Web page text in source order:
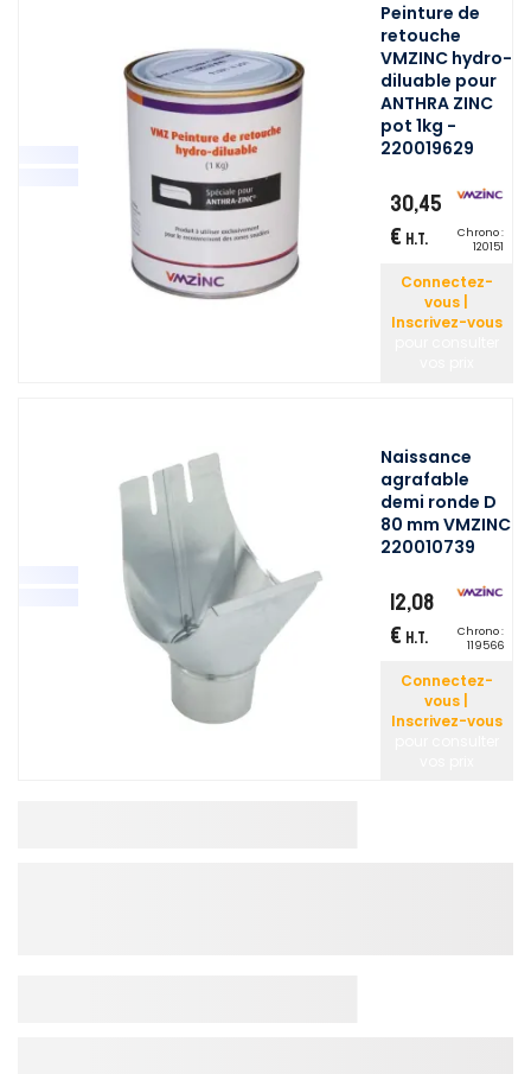
Peinture de
retouche
VMZINC hydro-
diluable pour
ANTHRA ZINC
pot 1kg -
220019629
30,45
€ H.T.
Chrono :
120151
Connectez-
vous |
Inscrivez-vous
Naissance
agrafable
demi ronde D
80 mm VMZINC
220010739
12,08
€ H.T.
Chrono :
119566
Connectez-
vous |
Inscrivez-vous